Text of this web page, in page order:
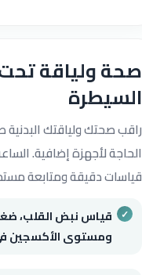
صحة ولياقة
السيطرة
راقب صحتك ولياقتك
الحاجة لأجهزة إضافية.
قياسات دقيقة ومتابعة
قياس نبض القلب،
ومستوى الأكسجين